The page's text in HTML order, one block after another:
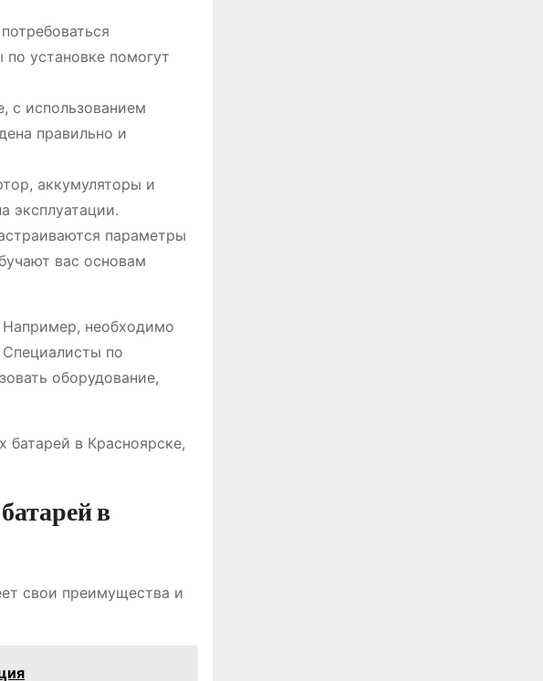
установке помогут
с использованием
правильно и
аккумуляторы и
эксплуатации.
параметры
вас основам
Например, необходимо
по
оборудование,
в Красноярске,
в
свои преимущества и